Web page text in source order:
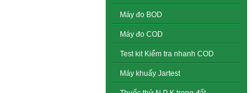
Máy đo BOD
Máy đo COD
Test kit Kiểm tra nhanh COD
Máy khuấy Jartest